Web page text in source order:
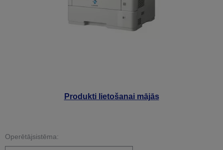
Produkti lietošanai mājās
Operētājsistēma: